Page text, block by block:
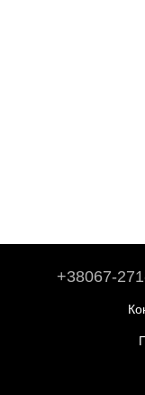
+38067-